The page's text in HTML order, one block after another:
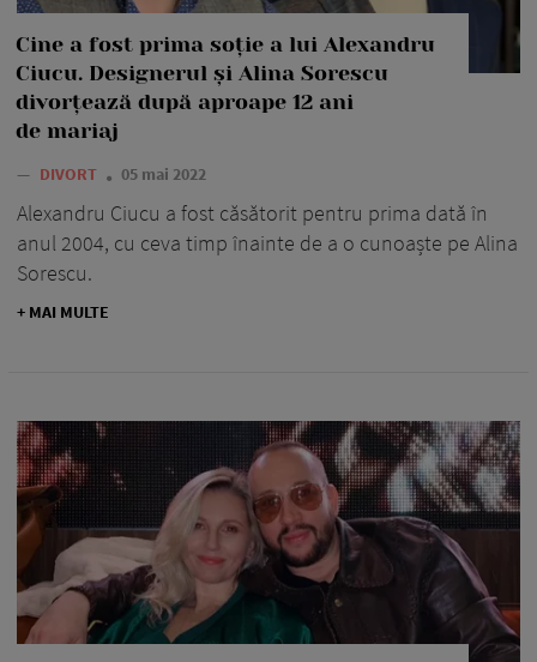
Cine a fost prima soție a lui Alexandru
Ciucu. Designerul și Alina Sorescu
divorțează după aproape 12 ani
de mariaj
— DIVORT 05 mai 2022
Alexandru Ciucu a fost căsătorit pentru prima dată în
anul 2004, cu ceva timp înainte de a o cunoaște pe Alina
Sorescu.
+ MAI MULTE